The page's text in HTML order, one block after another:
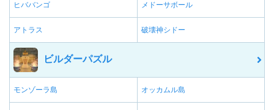
ヒババンゴ メドーサボール
アトラス 破壊神シドー
ビルダーパズル
モンゾーラ島 オッカムル島